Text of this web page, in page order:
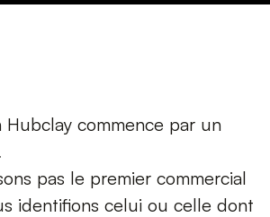
Hubclay commence par un
pas le premier commercial
identifions celui ou celle dont